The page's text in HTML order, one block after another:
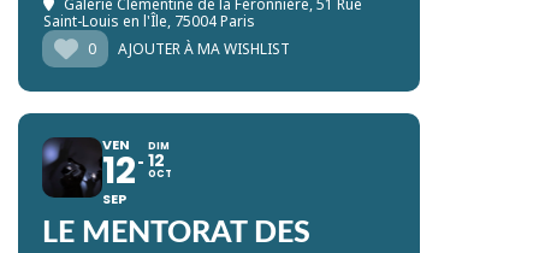
Galerie Clémentine de la Féronnière, 51 Rue
Saint-Louis en l'Île, 75004 Paris
0
AJOUTER À MA WISHLIST
VEN
12
SEP
DIM
12
OCT
LE MENTORAT DES